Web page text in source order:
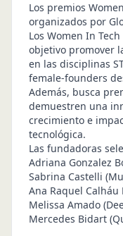
Los premios
organizados por
Los Women In
objetivo promover
en las disciplinas
female-founders
Además, busca
demuestren una
crecimiento e
tecnológica.
Las fundadoras
Adriana Gonzalez
Sabrina Castelli
Ana Raquel Calháu
Melissa Amado
Mercedes Bidart